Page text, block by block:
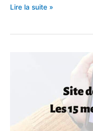
Top
des
Lire la suite »